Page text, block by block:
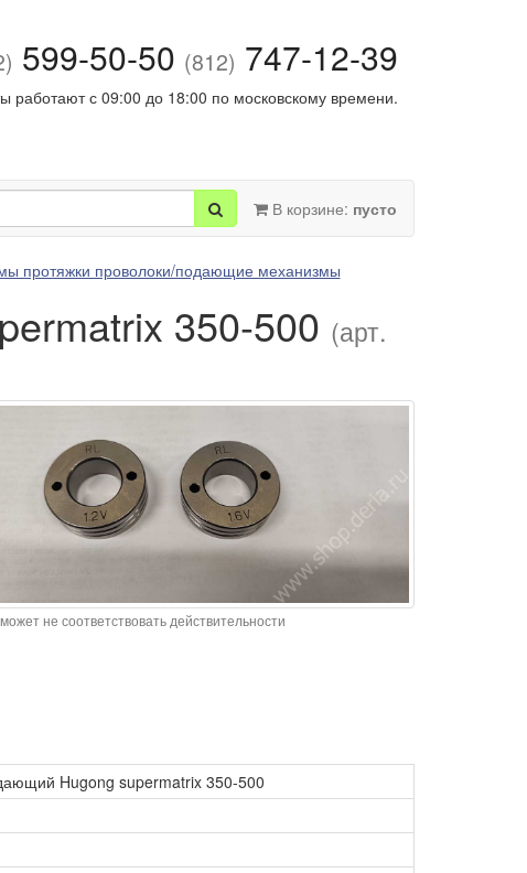
599-50-50 (812) 747-12-39
работают с 09:00 до 18:00 по московскому времени.
В корзине: пусто
протяжки проволоки/подающие механизмы
350-500 (арт.
не соответствовать действительности
Hugong supermatrix 350-500